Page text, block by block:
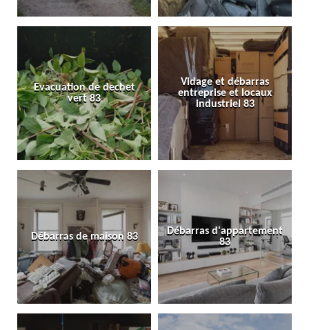
Evacuation de dechet
vert 83
Vidage et débarras
entreprise et locaux
industriel 83
Débarras de maison 83
Débarras d'appartement
83